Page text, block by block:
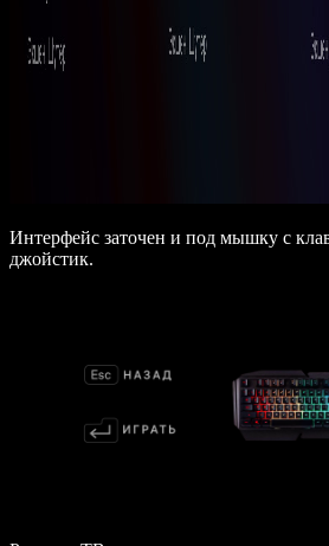
Интерфейс заточен и под мышку с
джойстик.